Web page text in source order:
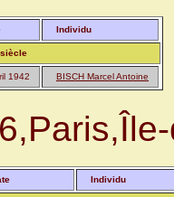
Individu
1942 BISCH Marcel Antoine
Individu